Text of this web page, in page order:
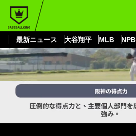
最新ニュース 大谷翔平 MLB NPB